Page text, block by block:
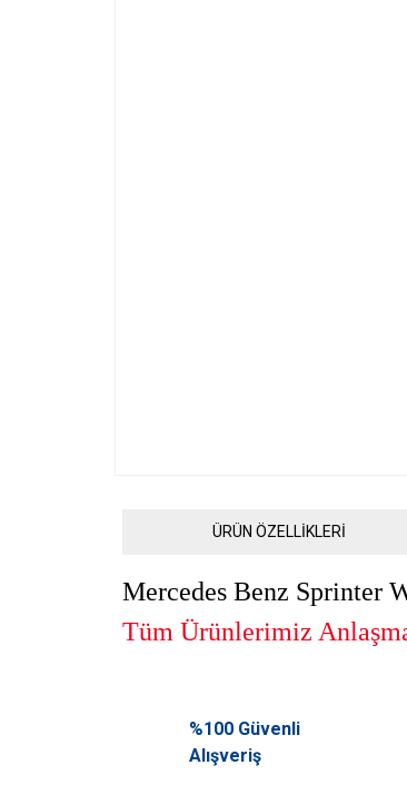
ÜRÜN ÖZELLİKLERİ
Mercedes Benz Sprinter
Tüm Ürünlerimiz
Görüş ve önerileriniz için teşekkür ederiz.
%100 Güvenli
Alışveriş